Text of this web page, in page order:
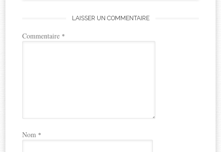
LAISSER UN COMMENTAIRE
Commentaire *
Nom *